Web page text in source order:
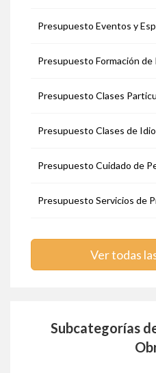
Presupuesto Eventos y
Presupuesto Formación de
Presupuesto Clases
Presupuesto Clases de
Presupuesto Cuidado de
Presupuesto Servicios de
Ver todas
Subcategorías